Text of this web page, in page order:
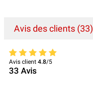
Avis des clients (33)
Avis client 4.8/5
33 Avis